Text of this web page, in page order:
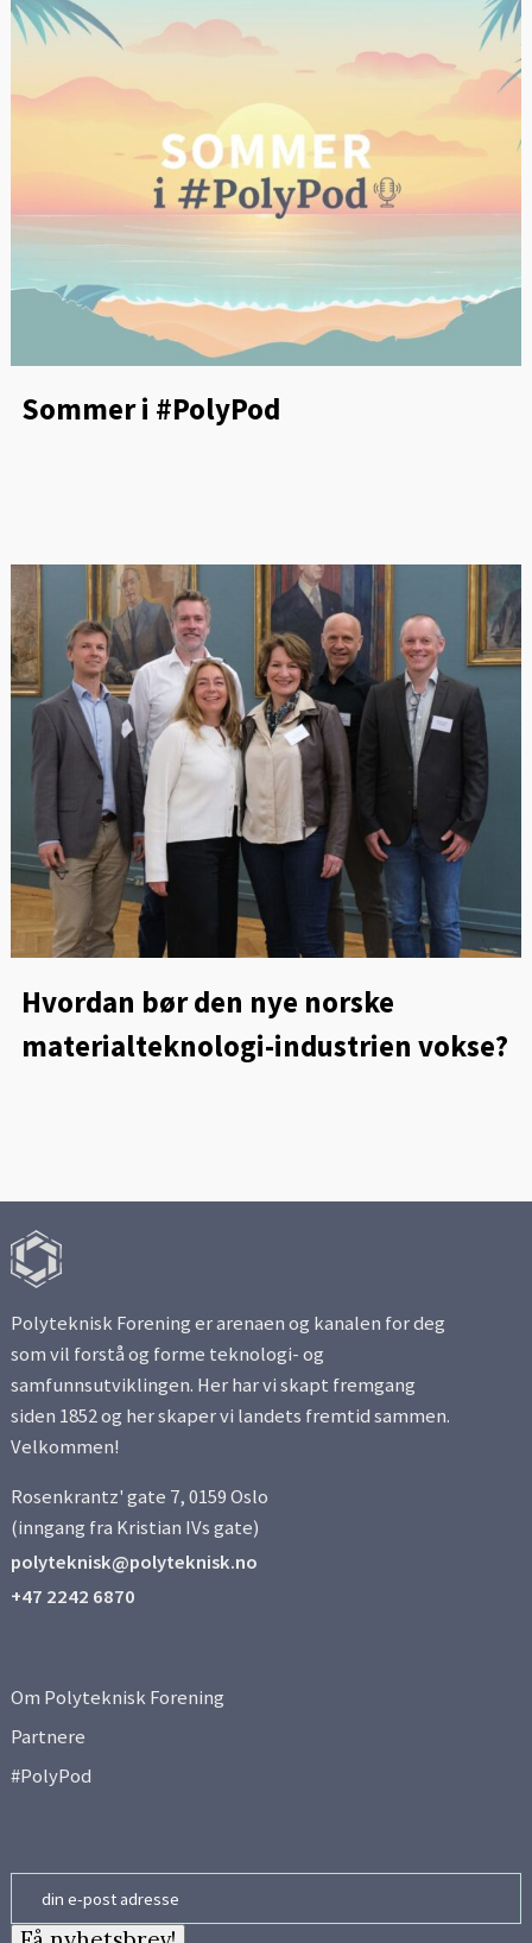
Sommer i #PolyPod
Hvordan bør den nye norske
materialteknologi-industrien vokse?
Polyteknisk Forening er arenaen og kanalen for deg
som vil forstå og forme teknologi- og
samfunnsutviklingen. Her har vi skapt fremgang
siden 1852 og her skaper vi landets fremtid sammen.
Velkommen!
Rosenkrantz' gate 7, 0159 Oslo
(inngang fra Kristian IVs gate)
polyteknisk@polyteknisk.no
+47 2242 6870
Om Polyteknisk Forening
Partnere
#PolyPod